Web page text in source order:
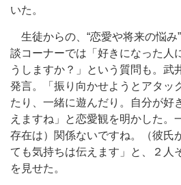
いた。
生徒からの、“恋愛や将来の悩み
談コーナーでは「好きになった人
うしますか？」という質問も。武
発言。「振り向かせようとアタッ
たり、一緒に遊んだり。自分が好
えますね」と恋愛観を明かした。
存在は）関係ないですね。（彼氏
ても気持ちは伝えます」と、２人
を見せた。